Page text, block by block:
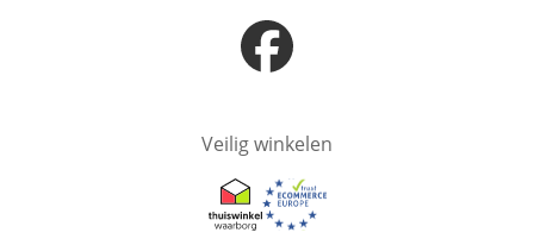
Opent in nieuw venster
Veilig winkelen
Opent in nieuw venster
Opent in nieuw venster